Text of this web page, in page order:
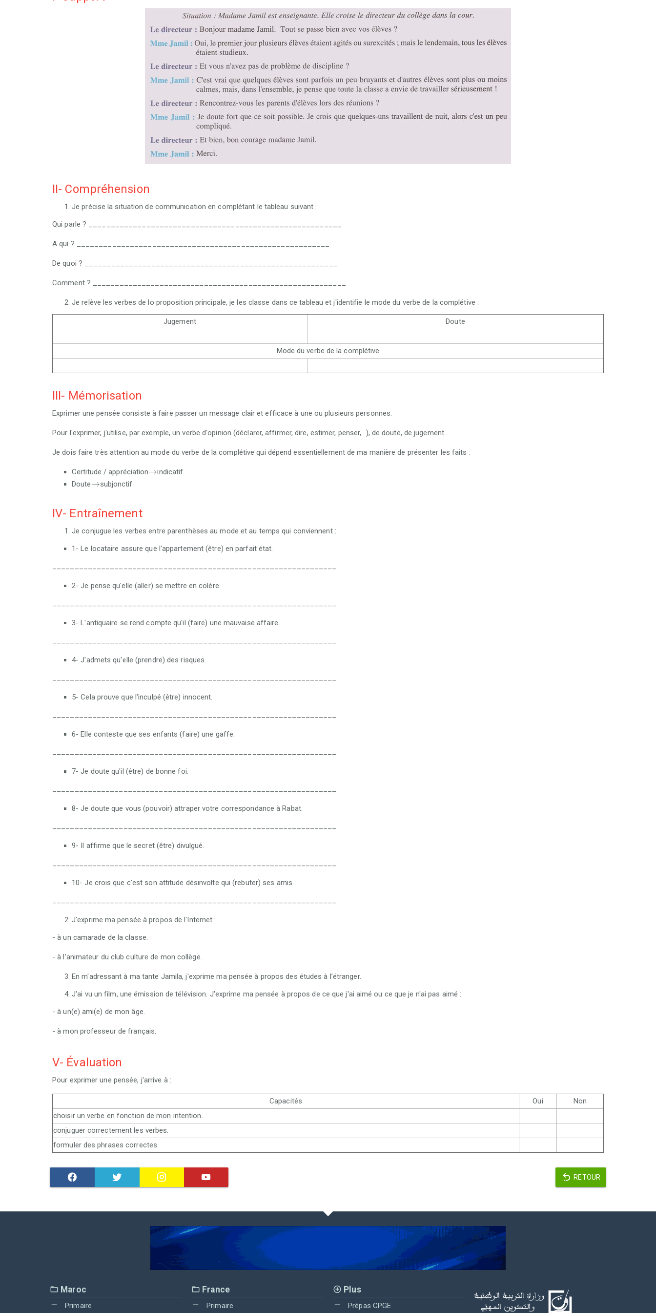
II- Compréhension
Je précise la situation de communication en complétant le tableau suivant :
Qui parle ? _________________________________________________________
A qui ? _________________________________________________________
De quoi ? _________________________________________________________
Comment ? _________________________________________________________
Je relève les verbes de lo proposition principale, je les classe dans ce tableau et j'identifie le mode du verbe de la complétive :
Jugement ---Doute
Mode du verbe de la complétive
III- Mémorisation
Exprimer une pensée consiste à faire passer un message clair et efficace à une ou plusieurs personnes.
Pour l'exprimer, j'utilise, par exemple, un verbe d'opinion (déclarer, affirmer, dire, estimer, penser,...), de doute, de jugement...
Je dois faire très attention au mode du verbe de la complétive qui dépend essentiellement de ma manière de présenter les faits :
Certitude / appréciation→
→indicatif
Doute→
→subjonctif
IV- Entraînement
Je conjugue les verbes entre parenthèses au mode et au temps qui conviennent :
1- Le locataire assure que l'appartement (être) en parfait état.
2- Je pense qu'elle (aller) se mettre en colère.
3- L'antiquaire se rend compte qu'il (faire) une mauvaise affaire.
4- J'admets qu'elle (prendre) des risques.
5- Cela prouve que l'inculpé (être) innocent.
6- Elle conteste que ses enfants (faire) une gaffe.
7- Je doute qu'il (être) de bonne foi.
8- Je doute que vous (pouvoir) attraper votre correspondance à Rabat.
9- Il affirme que le secret (être) divulgué.
10- Je crois que c'est son attitude désinvolte qui (rebuter) ses amis.
J'exprime ma pensée à propos de l'Internet :
- à un camarade de la classe.
- à l'animateur du club culture de mon collège.
En m'adressant à ma tante Jamila, j'exprime ma pensée à propos des études à l’étranger.
J'ai vu un film, une émission de télévision. J'exprime ma pensée à propos de ce que j'ai aimé ou ce que je n'ai pas aimé :
- à un(e) ami(e) de mon âge.
- à mon professeur de français.
V- Évaluation
Pour exprimer une pensée, j'arrive à :
Capacités Oui
Non
choisir un verbe en fonction de mon intention.
conjuguer correctement les verbes.
formuler des phrases correctes.
RETOUR
Maroc
Primaire
France
Primaire
Plus
Prépas CPGE